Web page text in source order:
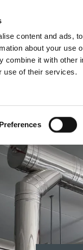
content and ads,
about your use
combine it with other
use of their services.
Preferences
Per i professionisti